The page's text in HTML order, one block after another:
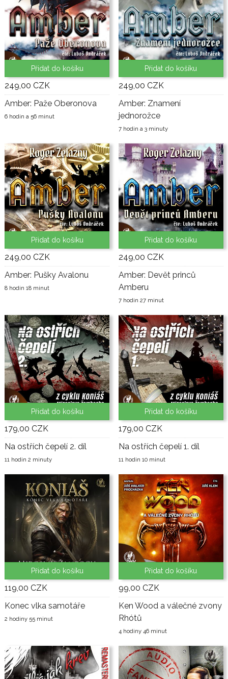
Přidat do košíku
249,00 CZK
Amber: Paže Oberonova
6 hodin a 56 minut
Přidat do košíku
249,00 CZK
Amber: Znamení
jednorožce
7 hodin a 3 minuty
Přidat do košíku
249,00 CZK
Amber: Pušky Avalonu
8 hodin 18 minut
Přidat do košíku
249,00 CZK
Amber: Devět princů
Amberu
7 hodin 27 minut
Přidat do košíku
179,00 CZK
Na ostřích čepelí 2. díl
11 hodin 2 minuty
Přidat do košíku
179,00 CZK
Na ostřích čepelí 1. díl
11 hodin 10 minut
Přidat do košíku
119,00 CZK
Konec vlka samotáře
2 hodiny 55 minut
Přidat do košíku
99,00 CZK
Ken Wood a válečné zvony
Rhótů
4 hodiny 46 minut